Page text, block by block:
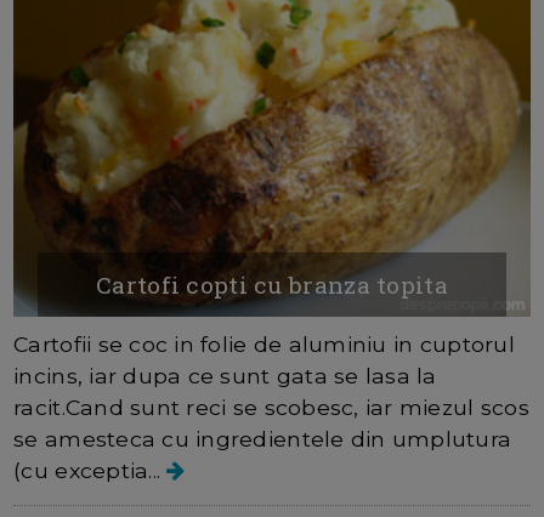
Cartofi copti cu branza topita
Cartofii se coc in folie de aluminiu in cuptorul
incins, iar dupa ce sunt gata se lasa la
racit.Cand sunt reci se scobesc, iar miezul scos
se amesteca cu ingredientele din umplutura
(cu exceptia...